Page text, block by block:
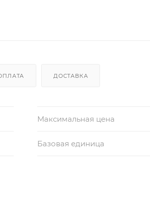
ДОСТАВКА
Максимальная цена
Базовая единица